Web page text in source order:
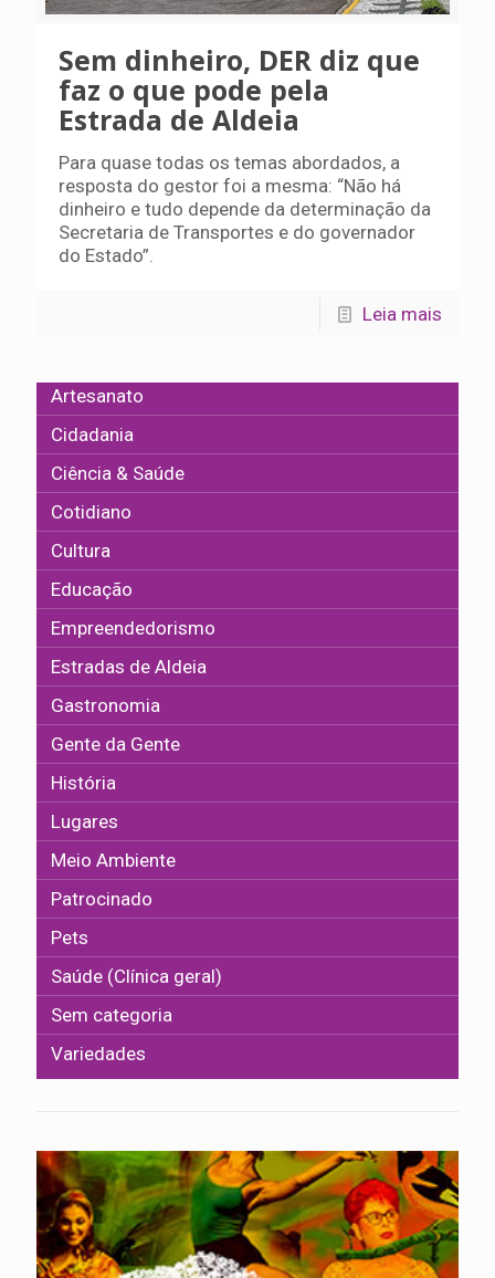
Sem dinheiro, DER diz que
faz o que pode pela
Estrada de Aldeia
Para quase todas os temas abordados, a
resposta do gestor foi a mesma: “Não há
dinheiro e tudo depende da determinação da
Secretaria de Transportes e do governador
do Estado”.
Leia mais
Artesanato
Cidadania
Ciência & Saúde
Cotidiano
Cultura
Educação
Empreendedorismo
Estradas de Aldeia
Gastronomia
Gente da Gente
História
Lugares
Meio Ambiente
Patrocinado
Pets
Saúde (Clínica geral)
Sem categoria
Variedades